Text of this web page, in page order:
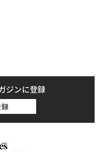
ジンに登録